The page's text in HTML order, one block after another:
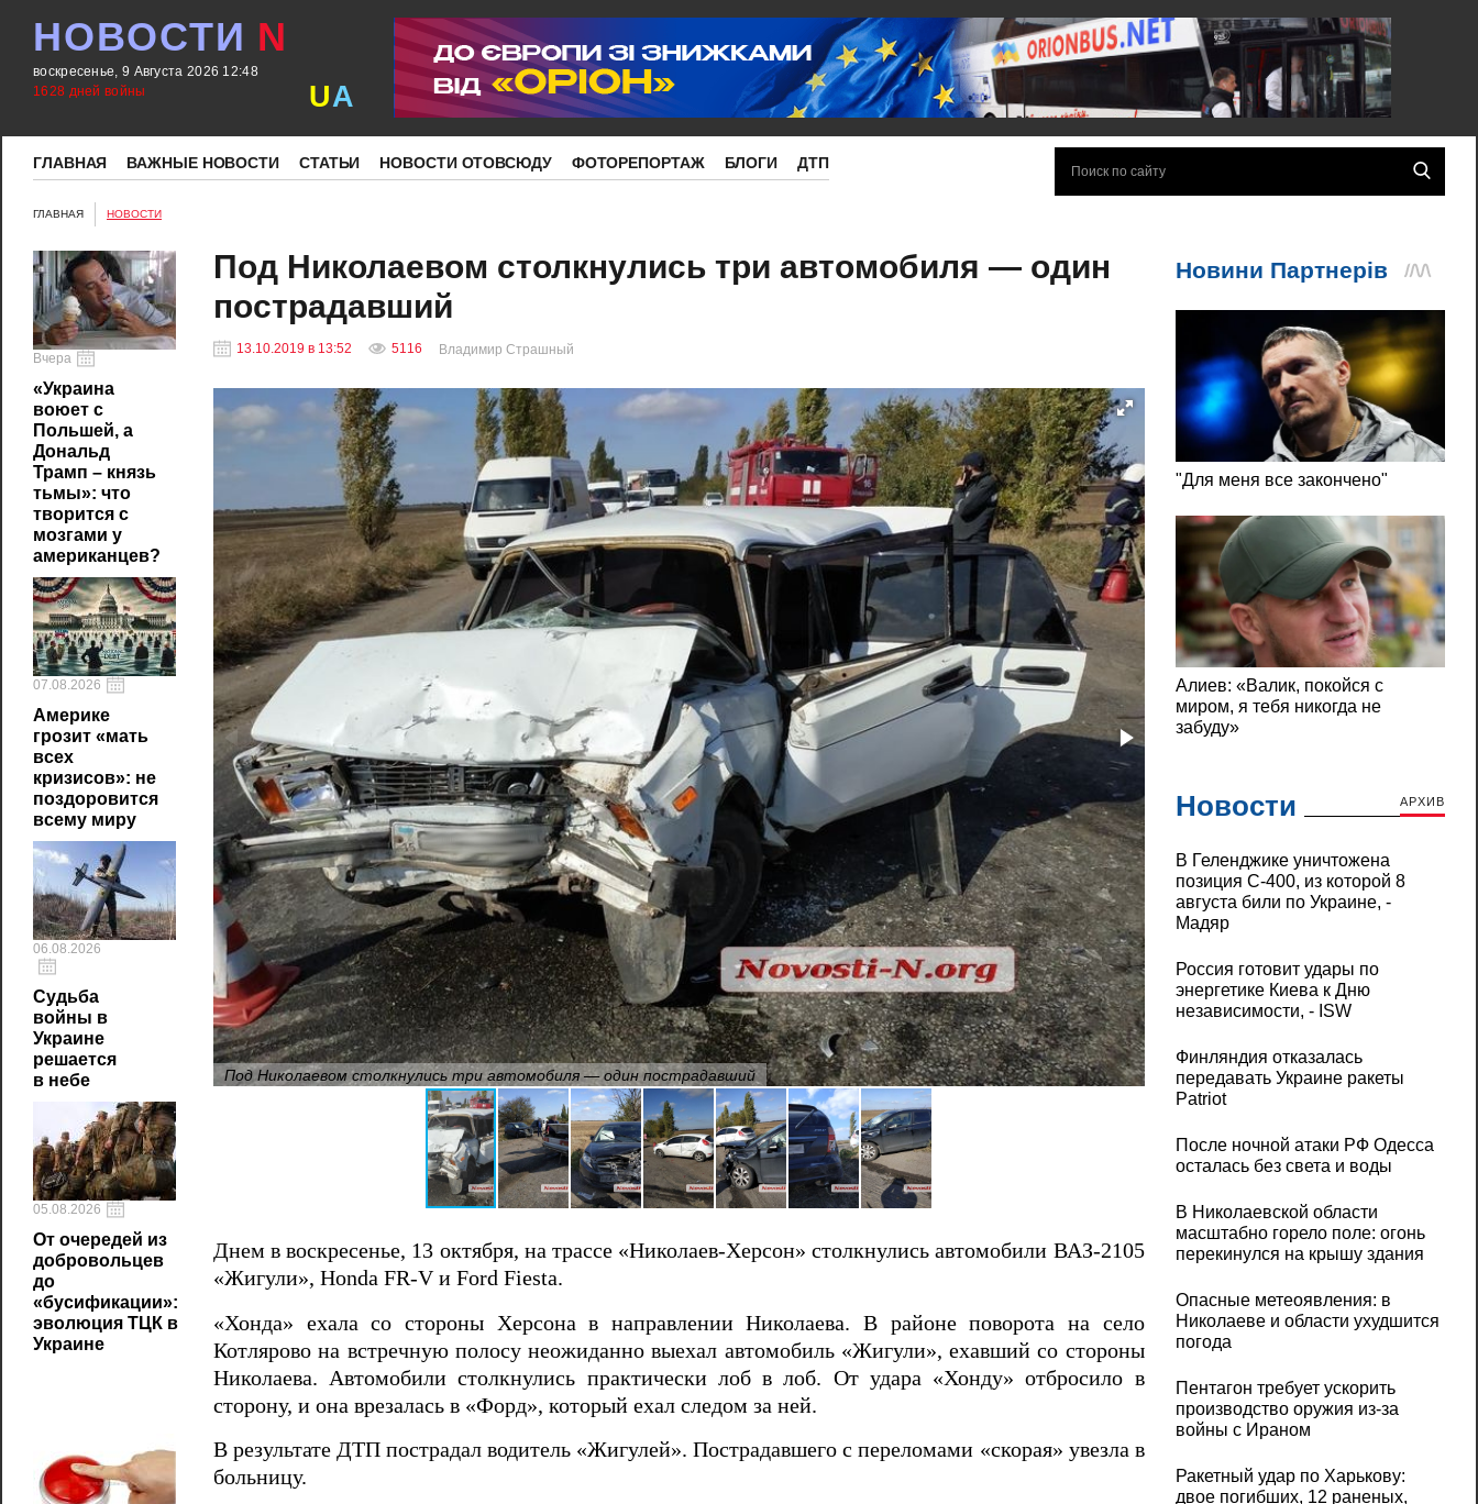
НОВОСТИ N
воскресенье, 9 Августа 2026 12:48
1628 дней войны
UA
ГЛАВНАЯ ВАЖНЫЕ НОВОСТИ СТАТЬИ НОВОСТИ ОТОВСЮДУ ФОТОРЕПОРТАЖ БЛОГИ ДТП
ГЛАВНАЯ НОВОСТИ
Вчера
«Украина
воюет с
Польшей, а
Дональд
Трамп – князь
тьмы»: что
творится с
мозгами у
американцев?
07.08.2026
Америке
грозит «мать
всех
кризисов»: не
поздоровится
всему миру
06.08.2026
Судьба
войны в
Украине
решается
в небе
05.08.2026
От очередей из
добровольцев
до
«бусификации»:
эволюция ТЦК в
Украине
Под Николаевом столкнулись три автомобиля — один
пострадавший
13.10.2019 в 13:52 5116 Владимир Страшный
Под Николаевом столкнулись три автомобиля — один пострадавший Под Николаевом столкнулись три
Днем в воскресенье, 13 октября, на трассе «Николаев-Херсон» столкнулись автомобили ВАЗ-2105
«Жигули», Honda FR-V и Ford Fiesta.
«Хонда» ехала со стороны Херсона в направлении Николаева. В районе поворота на село
Котлярово на встречную полосу неожиданно выехал автомобиль «Жигули», ехавший со стороны
Николаева. Автомобили столкнулись практически лоб в лоб. От удара «Хонду» отбросило в
сторону, и она врезалась в «Форд», который ехал следом за ней.
В результате ДТП пострадал водитель «Жигулей». Пострадавшего с переломами «скорая» увезла в
больницу.
Новости АРХИВ
В Геленджике уничтожена
позиция С-400, из которой 8
августа били по Украине, -
Мадяр
Россия готовит удары по
энергетике Киева к Дню
независимости, - ISW
Финляндия отказалась
передавать Украине ракеты
Patriot
После ночной атаки РФ Одесса
осталась без света и воды
В Николаевской области
масштабно горело поле: огонь
перекинулся на крышу здания
Опасные метеоявления: в
Николаеве и области ухудшится
погода
Пентагон требует ускорить
производство оружия из-за
войны с Ираном
Ракетный удар по Харькову:
двое погибших, 12 раненых,